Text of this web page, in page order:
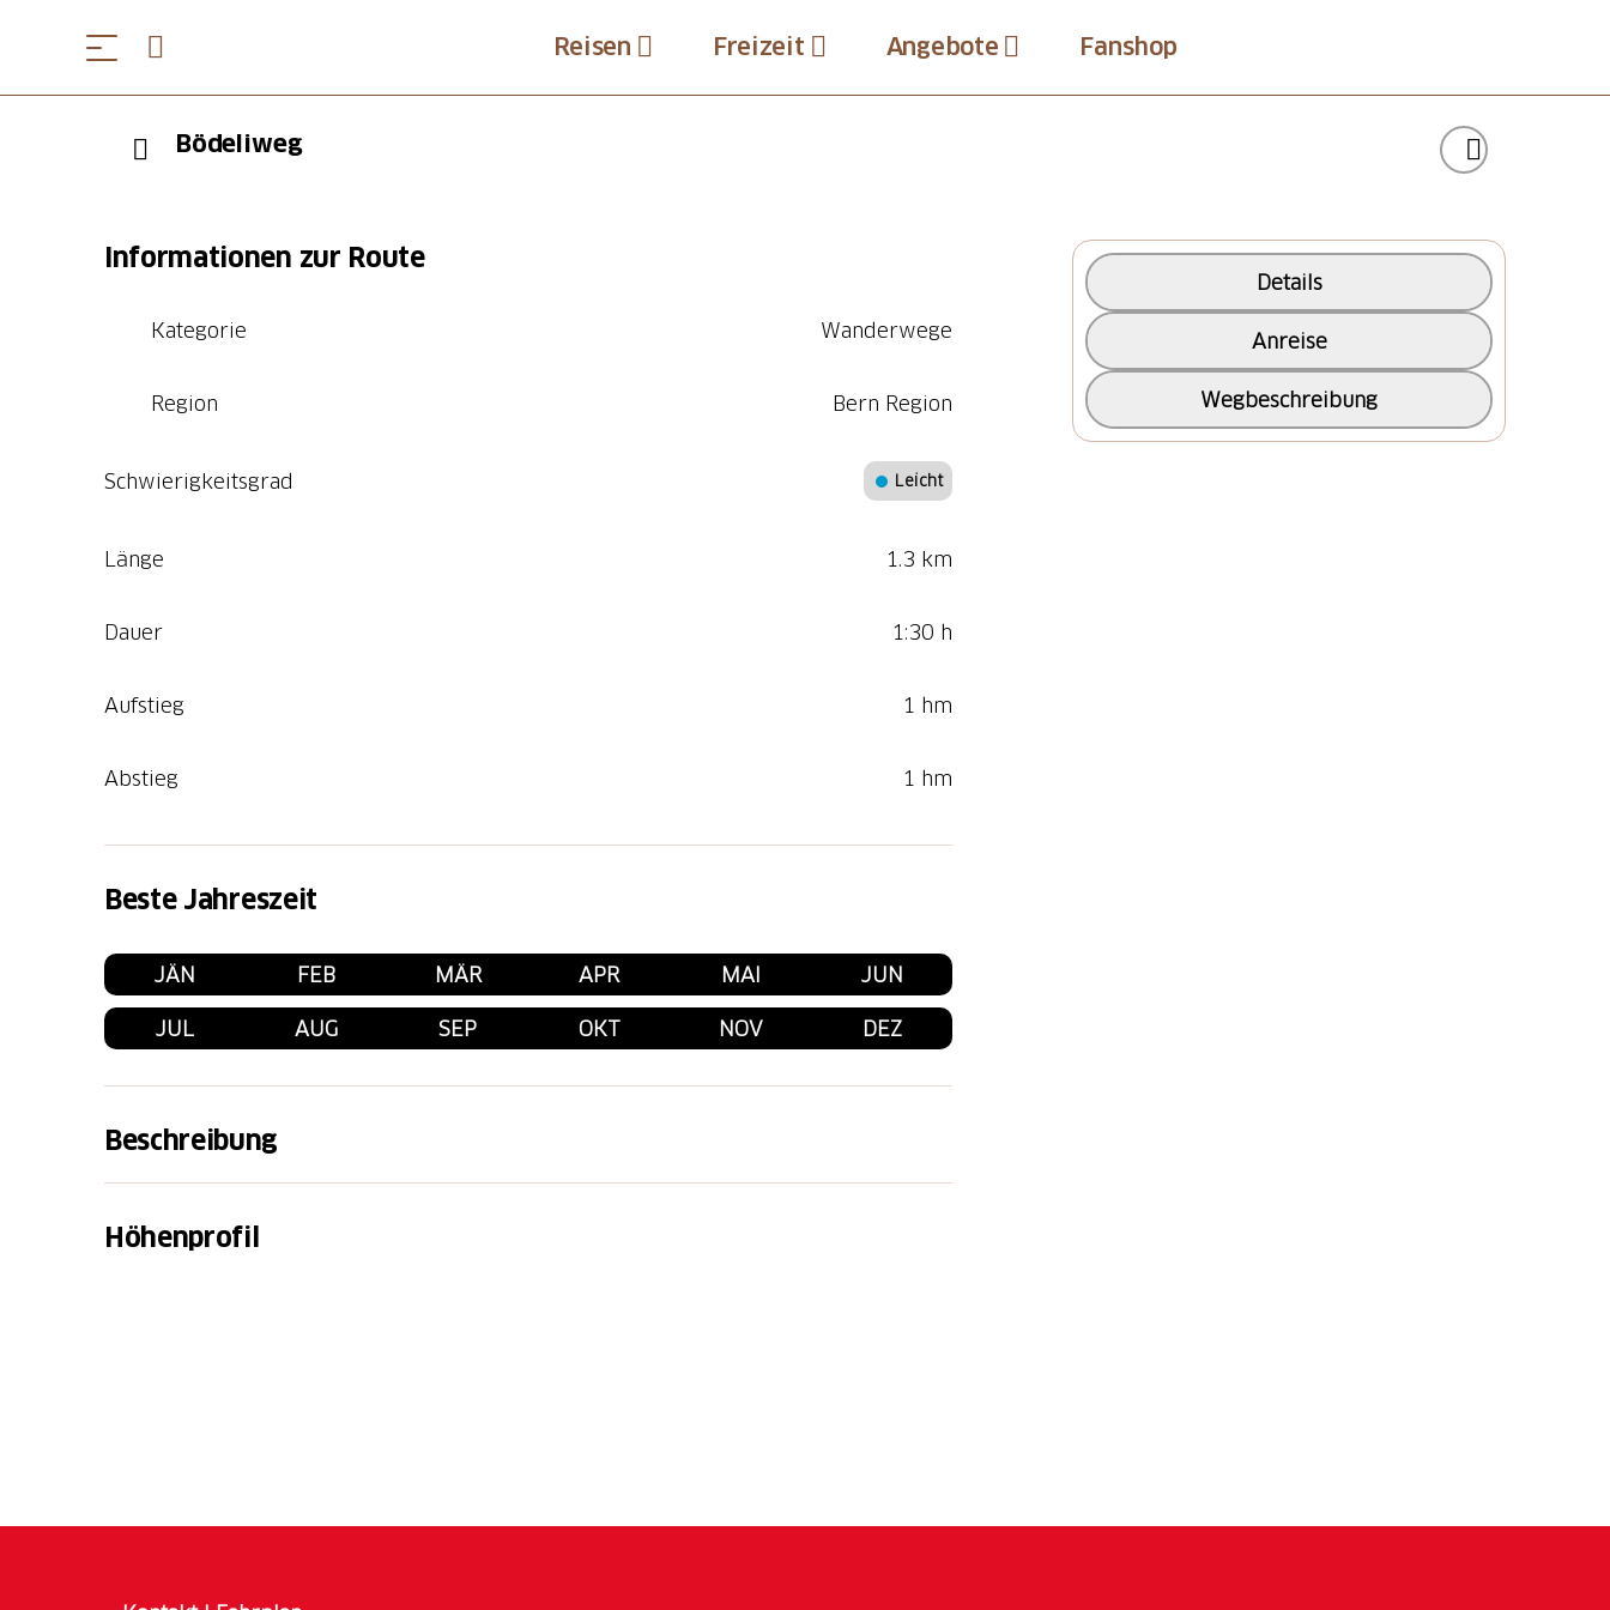
Reisen Freizeit Angebote Fanshop
Bödeliweg
Informationen zur Route
Kategorie Wanderwege
Region Bern Region
Schwierigkeitsgrad Leicht
Länge 1.3 km
Dauer 1:30 h
Aufstieg 1 hm
Abstieg 1 hm
Beste Jahreszeit
JÄN FEB MÄR APR MAI JUN
JUL AUG SEP OKT NOV DEZ
Beschreibung
Stadtrundgang durch Interlaken und Unterseen. Unterwegs begegnest du immer
wieder kleinen Geschäften, die die lange Tradition diverser Handwerkskunst
Ina-K GmbH
Goldschmiede-Atelier
Höhenprofil
Details
Anreise
Wegbeschreibung